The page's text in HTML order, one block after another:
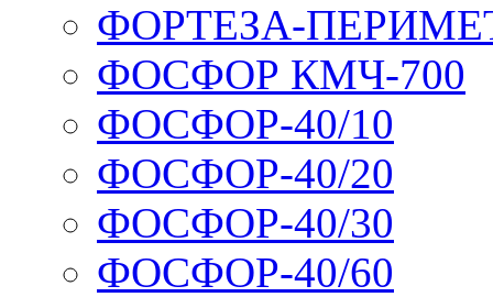
ФОРТЕЗА-
ФОСФОР КМЧ-700
ФОСФОР-40/10
ФОСФОР-40/20
ФОСФОР-40/30
ФОСФОР-40/60